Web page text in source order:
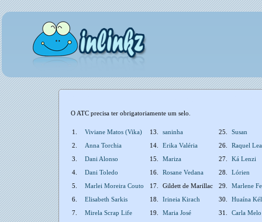
O ATC precisa ter obrigatoriamente um selo.
1. Viviane Matos (Vika) 13. saninha 25.
Susan
2.
Anna Torchia 14. Erika Valéria 26.
Raquel
3.
Dani Alonso 15. Mariza 27.
Ká Lenzi
4.
Dani Toledo 16. Rosane Vedana 28.
Lórien
5.
Marlei Moreira Couto 17. Gildett de Marillac 29.
Marlene
6.
Elisabeth Sarkis 18. Irineia Kirach 30.
Huaína
7.
Mirela Scrap Life 19. Maria José 31.
Carla Melo